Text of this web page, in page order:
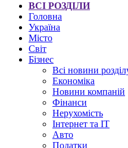
ВСІ РОЗДІЛИ
Головна
Україна
Місто
Світ
Бізнес
Всі новини
Економіка
Новини компаній
Фінанси
Нерухомість
Інтернет та IT
Авто
Податки